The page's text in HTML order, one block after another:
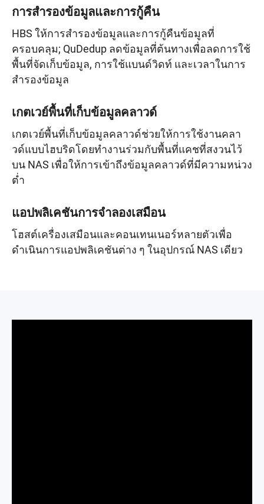
การสำรองข้อมูลและการกู้คืน
HBS ให้การสำรองข้อมูลและการกู้คืนข้อมูลที่
ครอบคลุม; QuDedup ลดข้อมูลที่ต้นทางเพื่อลดการใช้
พื้นที่จัดเก็บข้อมูล, การใช้แบนด์วิดท์ และเวลาในการ
สำรองข้อมูล
เกตเวย์พื้นที่เก็บข้อมูลคลาวด์
เกตเวย์พื้นที่เก็บข้อมูลคลาวด์ช่วยให้การใช้งานคลา
วด์แบบไฮบริดโดยทำงานร่วมกับพื้นที่แคชที่สงวนไว้
บน NAS เพื่อให้การเข้าถึงข้อมูลคลาวด์ที่มีความหน่วง
ต่ำ
แอปพลิเคชันการจำลองเสมือน
โฮสต์เครื่องเสมือนและคอนเทนเนอร์หลายตัวเพื่อ
ดำเนินการแอปพลิเคชันต่าง ๆ ในอุปกรณ์ NAS เดียว